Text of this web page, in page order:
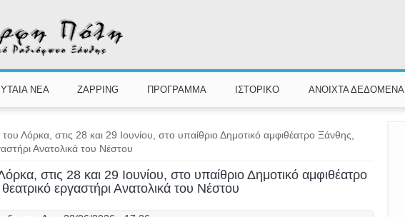
ΝΕΑ ZAPPING ΠΡΟΓΡΑΜΜΑ ΙΣΤΟΡΙΚΟ ΑΝΟΙΧΤΑ ΔΕΔΟΜΕΝΑ
Λόρκα, στις 28 και 29 Ιουνίου, στο υπαίθριο Δημοτικό αμφιθέατρο Ξάνθης,
Ανατολικά του Νέστου
στις 28 και 29 Ιουνίου, στο υπαίθριο Δημοτικό αμφιθέατρο
εργαστήρι Ανατολικά του Νέστου